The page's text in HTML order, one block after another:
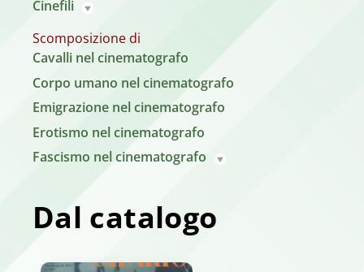
Cinefili
Scomposizione di
Cavalli nel cinematografo
Corpo umano nel cinematografo
Emigrazione nel cinematografo
Erotismo nel cinematografo
Fascismo nel cinematografo
Dal catalogo